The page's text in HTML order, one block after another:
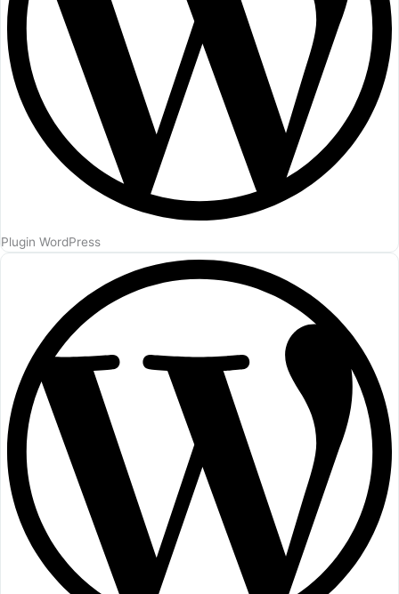
Plugin WordPress